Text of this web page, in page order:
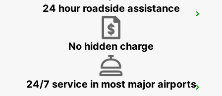
SINDELFINGEN - GERMANY
NUERTINGEN
24 hour roadside assistance
No hidden charge
24/7 service in most major airports